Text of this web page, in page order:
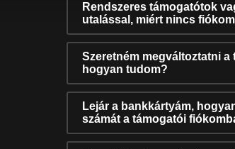
Rendszeres támogatótok
utalással, miért nincs
Szeretném megváltoztatni
hogyan tudom?
Lejár a bankkártyám,
számát a támogatói